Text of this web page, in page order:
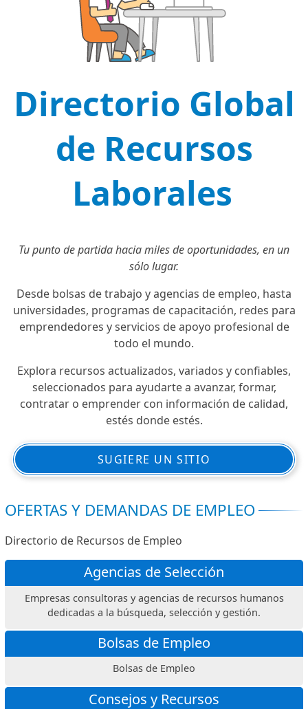
Directorio Global
de Recursos
Laborales
Tu punto de partida hacia miles de oportunidades, en un
sólo lugar.
Desde bolsas de trabajo y agencias de empleo, hasta
universidades, programas de capacitación, redes para
emprendedores y servicios de apoyo profesional de
todo el mundo.
Explora recursos actualizados, variados y confiables,
seleccionados para ayudarte a avanzar, formar,
contratar o emprender con información de calidad,
estés donde estés.
SUGIERE UN SITIO
OFERTAS Y DEMANDAS DE EMPLEO
Directorio de Recursos de Empleo
Agencias de Selección
Empresas consultoras y agencias de recursos humanos
dedicadas a la búsqueda, selección y gestión.
Bolsas de Empleo
Bolsas de Empleo
Consejos y Recursos